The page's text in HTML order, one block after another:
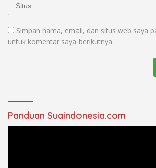
Simpan nama, email, dan situs web saya
untuk komentar saya berikutnya.
Panduan Suaindonesia.com